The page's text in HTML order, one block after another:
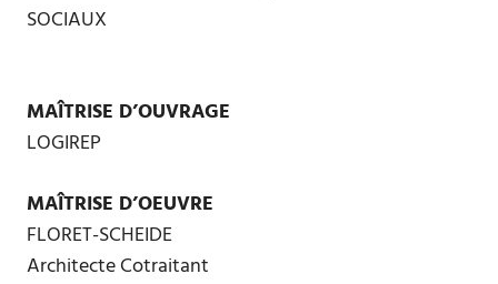
SOCIAUX
MAÎTRISE D’OUVRAGE
LOGIREP
MAÎTRISE D’OEUVRE
FLORET-SCHEIDE
Architecte Cotraitant